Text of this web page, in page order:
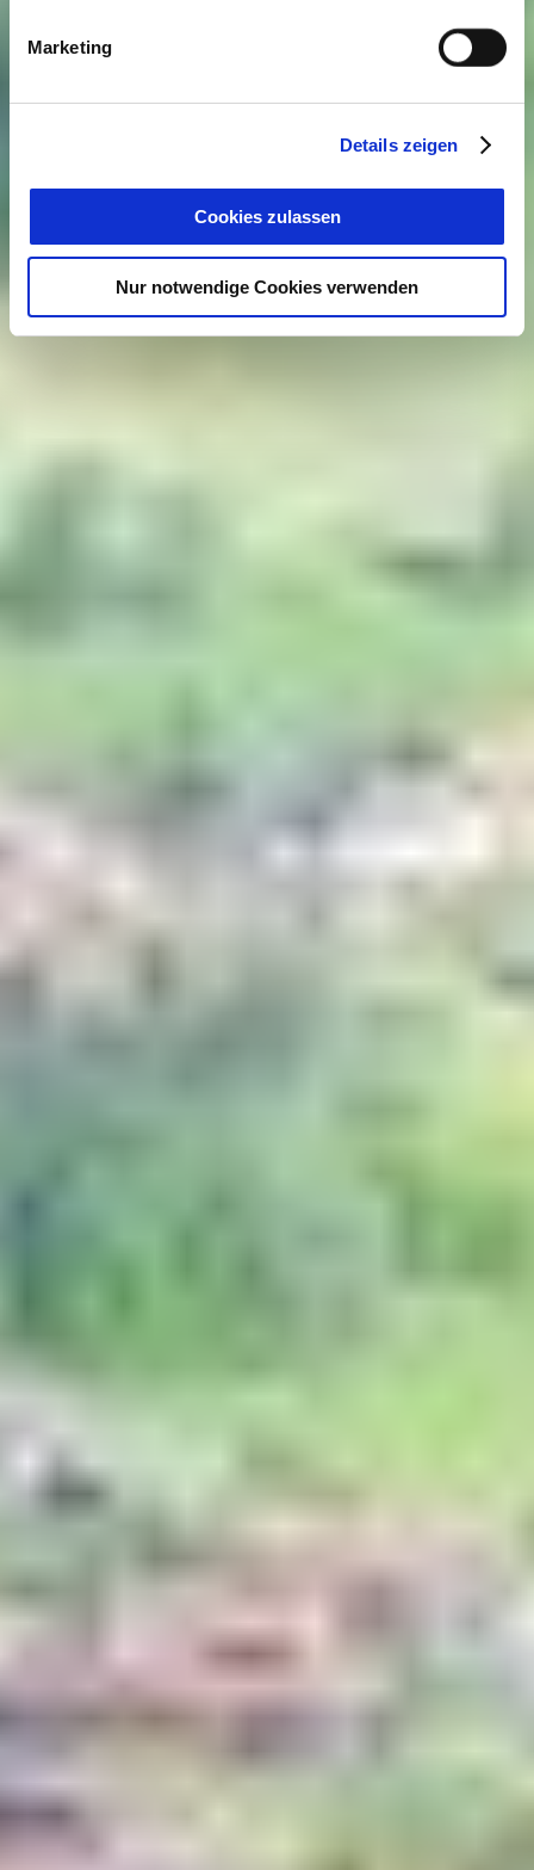
Marketing
Details zeigen
Cookies zulassen
Nur notwendige Cookies verwenden